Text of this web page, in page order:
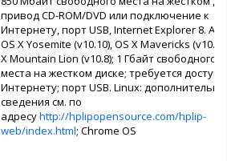
привод CD-ROM/DVD или подключение к
Интернету, порт USB, Internet Explorer 8.
OS X Yosemite (v10.10), OS X Mavericks
X Mountain Lion (v10.8); 1 Гбайт свободного
места на жестком диске; требуется доступ к
Интернету; порт USB. Linux:
сведения см. по
адресуhttp://hplipopensource.com/hplip-
web/index.html; Chrome OS